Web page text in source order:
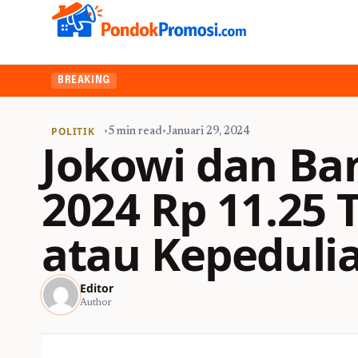
BREAKING
POLITIK •5 min read•Januari 29, 2024
Jokowi dan
2024 Rp
atau
Editor
Author